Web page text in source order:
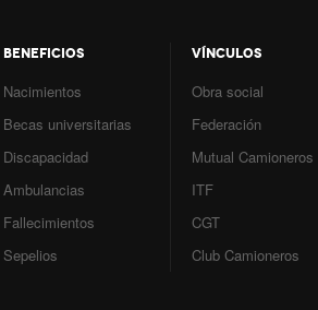
BENEFICIOS
Nacimientos
Becas universitarias
Discapacidad
Ambulancias
Fallecimientos
Sepelios
VÍNCULOS
Obra social
Federación
Mutual Camioneros
ITF
CGT
Club Camioneros